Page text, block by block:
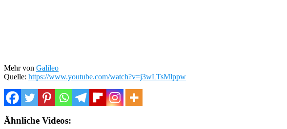
Mehr von Galileo
Quelle: https://www.youtube.com/watch?v=j3wLTsMlppw
Ähnliche Videos: